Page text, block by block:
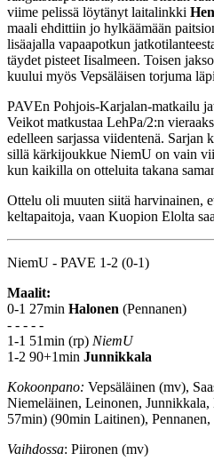
viime pelissä löytänyt laitalinkki
maali ehdittiin jo hylkäämään
lisäajalla vapaapotkun
täydet pisteet Iisalmeen. Toisen
kuului myös Vepsäläisen torjuma
PAVEn Pohjois-Karjalan-matkailu
Veikot matkustaa LehPa/2:n
edelleen sarjassa viidentenä.
sillä kärkijoukkue NiemU on vain
kun kaikilla on otteluita takana
Ottelu oli muuten siitä harvinainen,
keltapaitoja, vaan Kuopion Elolta
NiemU - PAVE 1-2 (0-1)
Maalit:
0-1 27min Halonen (Pennanen)
- - - - -
1-1 51min (rp) NiemU
1-2 90+1min Junnikkala
Kokoonpano: Vepsäläinen (mv),
Niemeläinen, Leinonen,
57min) (90min Laitinen),
Vaihdossa: Piironen (mv)